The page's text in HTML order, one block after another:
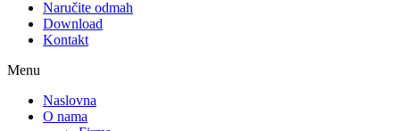
Naručite odmah
Download
Kontakt
Menu
Naslovna
O nama